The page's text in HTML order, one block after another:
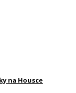
na Housce